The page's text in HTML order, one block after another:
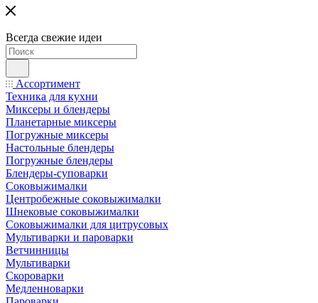
Всегда свежие идеи
Ассортимент
Техника для кухни
Миксеры и блендеры
Планетарные миксеры
Погружные миксеры
Настольные блендеры
Погружные блендеры
Блендеры-суповарки
Соковыжималки
Центробежные соковыжималки
Шнековые соковыжималки
Соковыжималки для цитрусовых
Мультиварки и пароварки
Ветчинницы
Мультиварки
Скороварки
Медленноварки